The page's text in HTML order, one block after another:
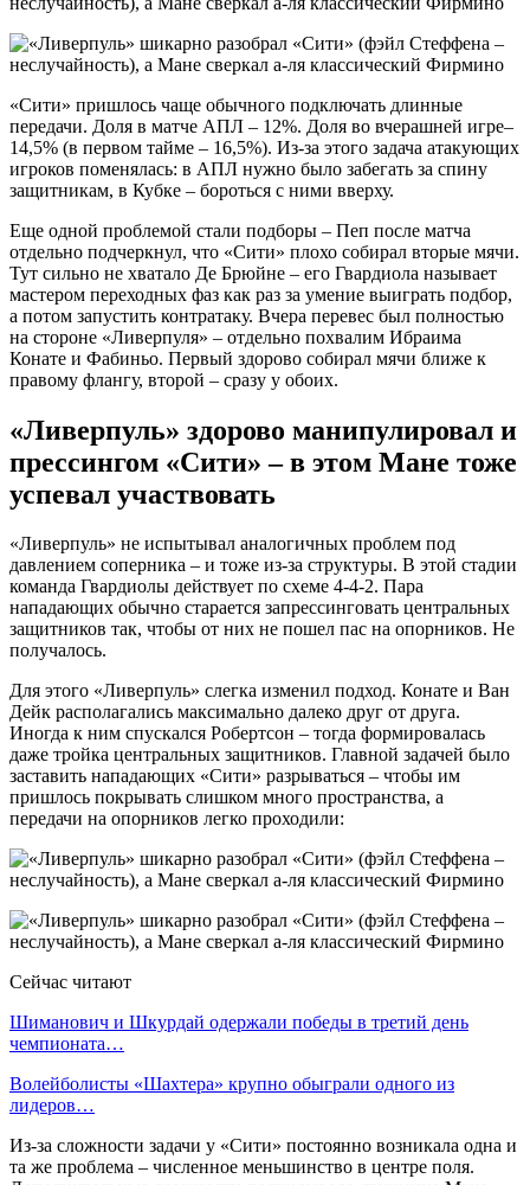
«Сити» пришлось чаще обычного подключать длинные
передачи. Доля в матче АПЛ – 12%. Доля во вчерашней игре–
14,5% (в первом тайме – 16,5%). Из-за этого задача атакующих
игроков поменялась: в АПЛ нужно было забегать за спину
защитникам, в Кубке – бороться с ними вверху.
Еще одной проблемой стали подборы – Пеп после матча
отдельно подчеркнул, что «Сити» плохо собирал вторые мячи.
Тут сильно не хватало Де Брюйне – его Гвардиола называет
мастером переходных фаз как раз за умение выиграть подбор,
а потом запустить контратаку. Вчера перевес был полностью
на стороне «Ливерпуля» – отдельно похвалим Ибраима
Конате и Фабиньо. Первый здорово собирал мячи ближе к
правому флангу, второй – сразу у обоих.
«Ливерпуль» здорово манипулировал и
прессингом «Сити» – в этом Мане тоже
успевал участвовать
«Ливерпуль» не испытывал аналогичных проблем под
давлением соперника – и тоже из-за структуры. В этой стадии
команда Гвардиолы действует по схеме 4-4-2. Пара
нападающих обычно старается запрессинговать центральных
защитников так, чтобы от них не пошел пас на опорников. Не
получалось.
Для этого «Ливерпуль» слегка изменил подход. Конате и Ван
Дейк располагались максимально далеко друг от друга.
Иногда к ним спускался Робертсон – тогда формировалась
даже тройка центральных защитников. Главной задачей было
заставить нападающих «Сити» разрываться – чтобы им
пришлось покрывать слишком много пространства, а
передачи на опорников легко проходили:
Сейчас читают
Шиманович и Шкурдай одержали победы в третий день
чемпионата…
Волейболисты «Шахтера» крупно обыграли одного из
лидеров…
Из-за сложности задачи у «Сити» постоянно возникала одна и
та же проблема – численное меньшинство в центре поля.